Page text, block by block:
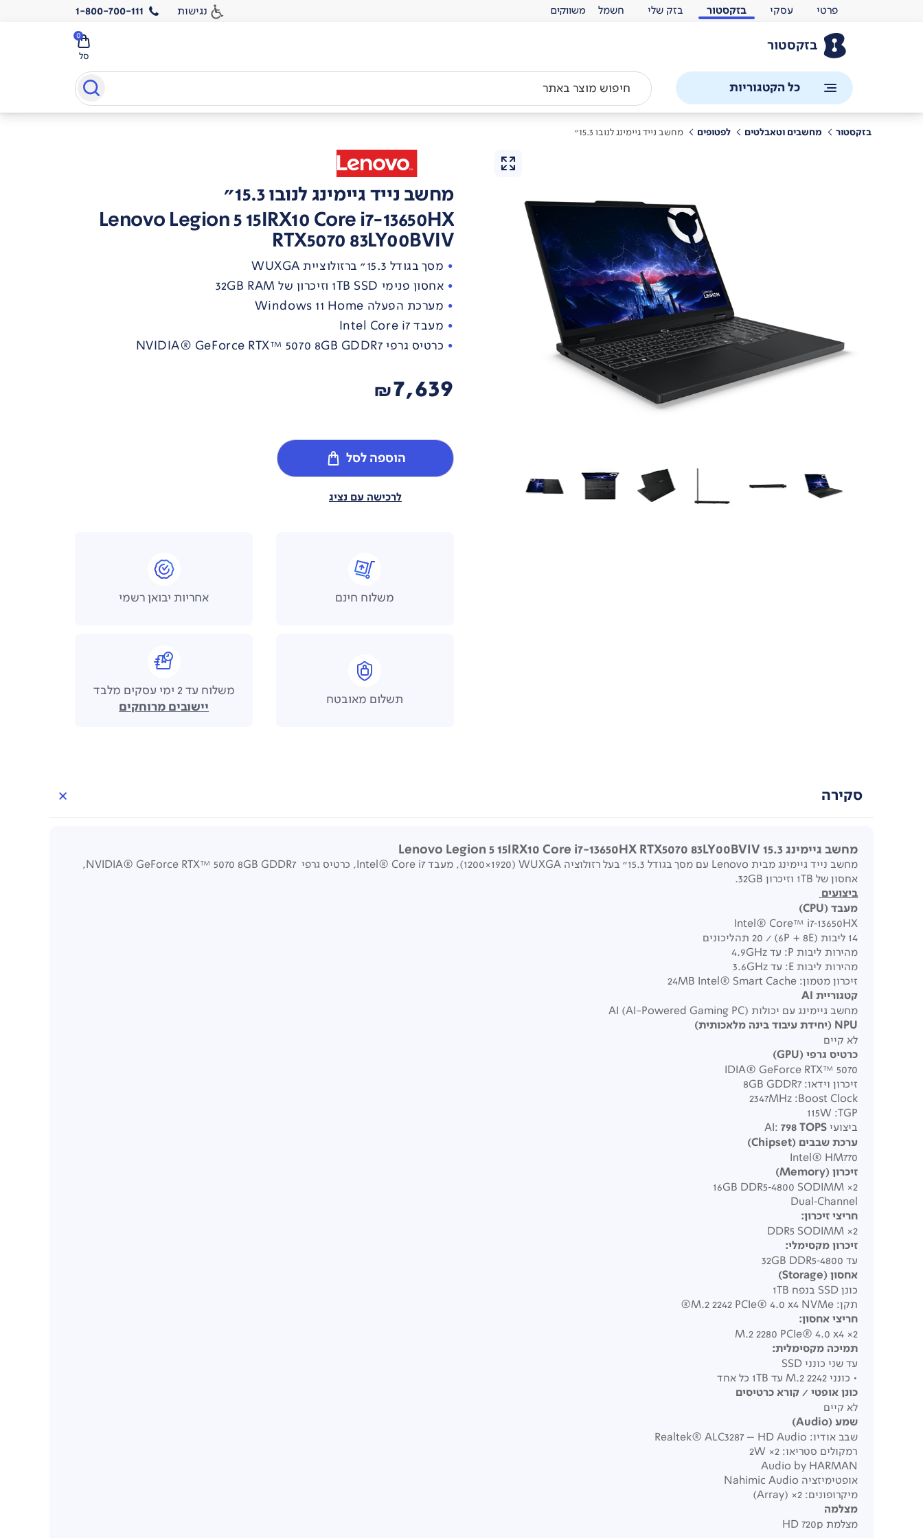
פרטי עסקי בזקסטור בזק שלי חשמל נגישות 1-800-700-111
בזקסטור
סל
0
כל הקטגוריות
בזקסטור מחשבים וטאבלטים לפטופים מחשב נייד גיימינג לנובו 15.3"
מחשב נייד גיימינג לנובו 15.3"
Lenovo Legion 5 15IRX10 Core i7-13650HX
RTX5070 83LY00BVIV
מסך בגודל 15.3" ברזולוציית ‎WUXGA
אחסון פנימי 1TB SSD וזיכרון של 32GB RAM
מערכת הפעלה Windows 11 Home
מעבד Intel Core i7
כרטיס גרפי NVIDIA® GeForce RTX™ 5070 8GB GDDR7
7,639
₪
הוספה לסל
לרכישה עם נציג
משלוח חינם אחריות יבואן רשמי
תשלום מאובטח
משלוח עד 2 ימי עסקים מלבד
יישובים מרוחקים
סקירה
מחשב גיימינג 15.3 Lenovo Legion 5 15IRX10 Core i7-13650HX RTX5070 83LY00BVIV
מחשב נייד גיימינג מבית Lenovo עם מסך בגודל 15.3" בעל רזולוציה WUXGA ‏(1920×1200
), מעבד Intel® Core i7, כרטיס גרפי NVIDIA® GeForce RTX™ 5070 8GB GDDR7,
אחסון של 1TB וזיכרון 32GB.
ביצועים
מעבד(CPU)
Intel® Core™ i7‑13650HX
14 ליבות (6P + 8E) / ‏20 תהליכונים
מהירות ליבות P: עד ‎4.9GHz
מהירות ליבות E: עד ‎3.6GHz
זיכרון מטמון: 24MB Intel® Smart Cache
קטגורייתAI
מחשב גיימינג עם יכולות AI (AI-Powered Gaming PC)
NPU ( יחידת עיבוד בינה מלאכותית)
לא קיים
כרטיס גרפי(GPU)
IDIA® GeForce RTX™ 5070
זיכרון וידאו:8GB GDDR7
Boost Clock: ‏2347MHz
TGP: ‏115W
ביצועי AI: 798 TOPS
ערכת שבבים (Chipset)
Intel® HM770
זיכרון(Memory)
2× ‏16GB DDR5‑4800 SODIMM
Dual‑Channel
חריצי זיכרון:
2× DDR5 SODIMM
זיכרון מקסימלי:
עד 32GB DDR5‑4800
אחסון(Storage)
כונן SSD בנפח 1TB
תקן: M.2 2242 PCIe® 4.0 x4 NVMe®
חריצי אחסון:
2× ‏M.2 2280 PCIe® 4.0 x4
תמיכה מקסימלית:
עד שני כונני SSD
• כונני M.2 2242 עד 1TB כל אחד
כונן אופטי / קורא כרטיסים
לא קיים
שמע (Audio)
שבב אודיו: Realtek® ALC3287 – HD Audio
רמקולים סטריאו: 2× ‏2W
Audio by HARMAN
אופטימיזציה Nahimic Audio
מיקרופונים: 2× ‏(Array)
מצלמה
מצלמת HD 720p
משווקים